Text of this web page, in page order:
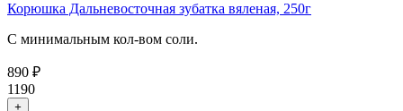
Корюшка Дальневосточная зубатка вяленая, 250г
С минимальным кол-вом соли.
890 ₽
1190
+